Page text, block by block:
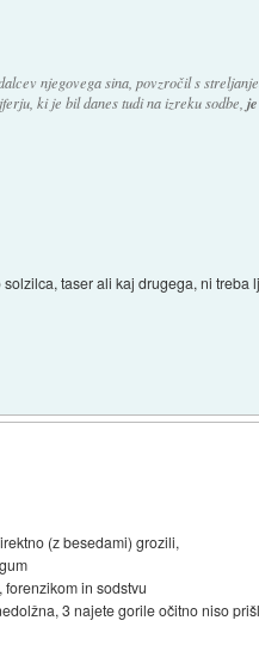
njegovega sina, povzročil s
ki je bil danes tudi na izreku sodbe,
taser ali kaj drugega, ni treba
(z besedami) grozili,
in sodstvu
3 najete gorile očitno niso